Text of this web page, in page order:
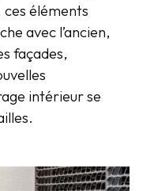
ces éléments
avec l’ancien,
façades,
intérieur se